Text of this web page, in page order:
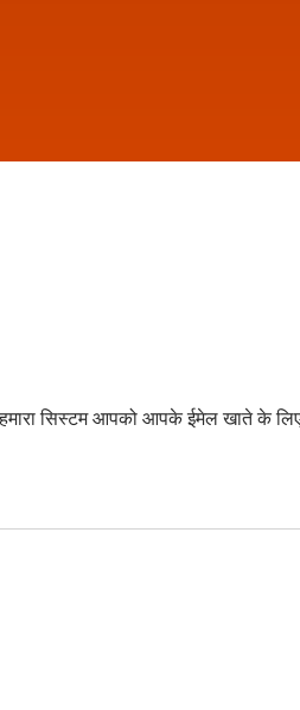
सिस्टम आपको आपके ईमेल खाते के